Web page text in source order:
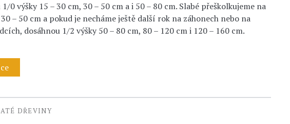
1/0 výšky 15 – 30 cm, 30 – 50 cm a i 50 – 80 cm. Slabé přeškolkujeme na
– 50 cm a pokud je necháme ještě další rok na záhonech nebo na
dosáhnou 1/2 výšky 50 – 80 cm, 80 – 120 cm i 120 – 160 cm.
R
DŘEVINY